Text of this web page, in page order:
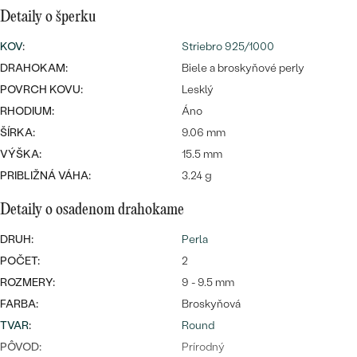
Najpredávanejšie
svadobné
obrúčky
PREZRIEŤ
PODĽA MATERIÁLU
ZLATO
PLATINA
STRIEBRO
S DRAHOKAMAMI
S LAB GROWN DIAMANTMI
S PERLAMI
PODĽA ŠTÝLU
SYMBOLICKÉ
MINIMALISTICKÉ
PODĽA PRÍLEŽITOSTI
PODĽA FARBY
CENOVO DOSTUPNÉ
LUXUSNÉ
LUXUSNÉ
Detaily o šperku
KOV:
Striebro 925/1000
DRAHOKAM:
Biele a broskyňové perly
POVRCH KOVU:
Lesklý
RHODIUM:
Áno
ŠÍRKA:
9.06 mm
VÝŠKA:
15.5 mm
PRIBLIŽNÁ VÁHA:
3.24 g
Detaily o osadenom drahokame
DRUH:
Perla
POČET:
2
ROZMERY:
9 - 9.5 mm
FARBA:
Broskyňová
TVAR:
Round
PÔVOD:
Prírodný